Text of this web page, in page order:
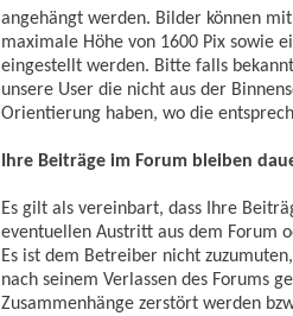
angehängt werden. Bilder können
maximale Höhe von 1600 Pix sowie
eingestellt werden. Bitte falls
unsere User die nicht aus der
Orientierung haben, wo die
Ihre Beiträge im Forum bleiben
Es gilt als vereinbart, dass Ihre
eventuellen Austritt aus dem Forum
Es ist dem Betreiber nicht
nach seinem Verlassen des Forums
Zusammenhänge zerstört werden